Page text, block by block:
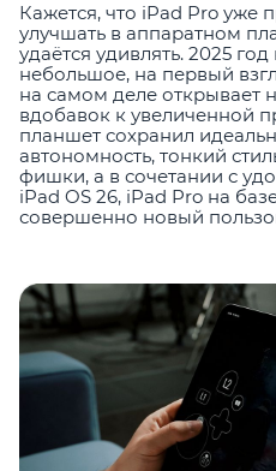
Кажется, что iPad Pro уже
улучшать в аппаратном
удаётся удивлять. 2025
небольшое, на первый
на самом деле открывает
вдобавок к увеличенной
планшет сохранил
автономность, тонкий
фишки, а в сочетании с
iPad OS 26, iPad Pro на
совершенно новый